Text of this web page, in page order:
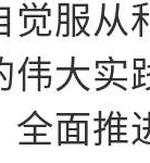
觉服从
伟大实
全面推